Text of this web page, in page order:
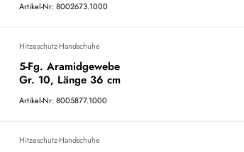
Artikel-Nr: 8002673.1000
Hitzeschutz-Handschuhe
5-Fg. Aramidgewebe
Gr. 10, Länge 36 cm
Artikel-Nr: 8005877.1000
Hitzeschutz-Handschuhe